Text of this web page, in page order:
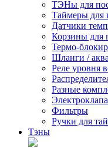
ТЭНы для
Таймеры для
Датчики
Корзины для
Термо-
Шланги /
Реле уровня
Разные
Фильтры
Ручки для
Тэны